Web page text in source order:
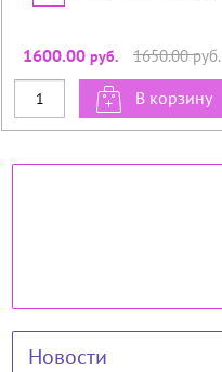
1600.00 руб. 1650.00руб.
В корзину
Новости